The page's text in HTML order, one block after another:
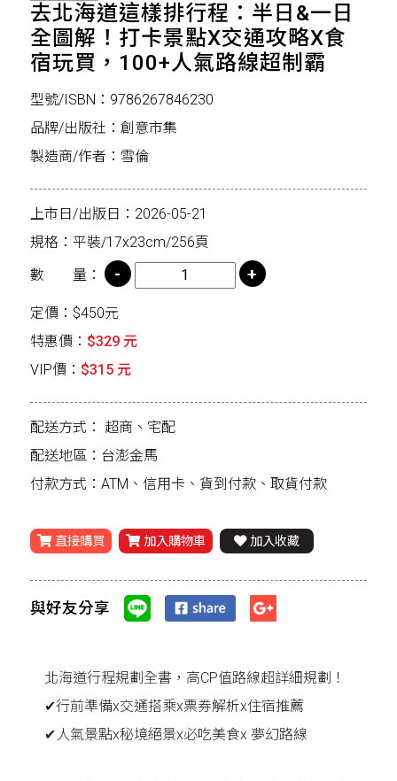
去北海道這樣排行程：半日&一日
全圖解！打卡景點X交通攻略X食
宿玩買，100+人氣路線超制霸
型號/ISBN：9786267846230
品牌/出版社：創意市集
製造商/作者：雪倫
上市日/出版日：2026-05-21
規格：平裝/17x23cm/256頁
數 量：
定價：$450元
特惠價： $329 元
VIP價： $315 元
配送方式： 超商、宅配
配送地區：台澎金馬
付款方式：ATM、信用卡、貨到付款、取貨付款
直接購買 加入購物車 加入收藏
與好友分享
北海道行程規劃全書，高CP值路線超詳細規劃！
✔行前準備x交通搭乘x票券解析x住宿推薦
✔人氣景點x秘境絕景x必吃美食x 夢幻路線